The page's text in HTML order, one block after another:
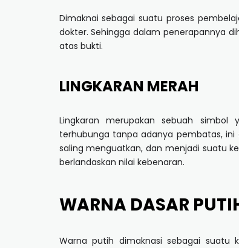
Dimaknai sebagai suatu proses
dokter. Sehingga dalam penerapannya
atas bukti.
LINGKARAN MERAH
Lingkaran merupakan sebuah
terhubunga tanpa adanya pembatas, ini
saling menguatkan, dan menjadi suatu
berlandaskan nilai kebenaran.
WARNA DASAR
Warna putih dimaknasi sebagai suatu